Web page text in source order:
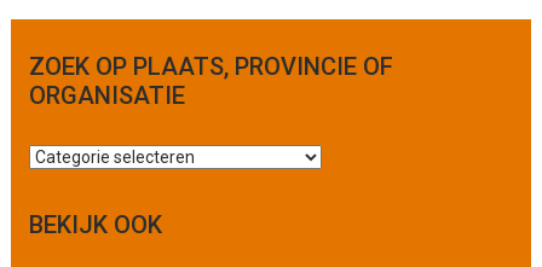
ZOEK OP PLAATS, PROVINCIE OF
ORGANISATIE
Z
e
k
BEKIJK OOK